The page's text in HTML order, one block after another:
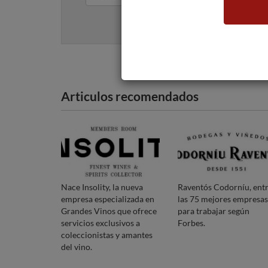
Articulos recomendados
Nace Insolity, la nueva
empresa especializada en
Grandes Vinos que ofrece
servicios exclusivos a
coleccionistas y amantes
del vino.
Raventós Codorníu,
las 75 mejores empresas
para trabajar según
Forbes.